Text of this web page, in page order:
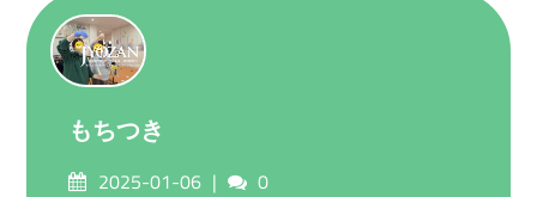
もちつき
Posted2025-01-06 Comments
0